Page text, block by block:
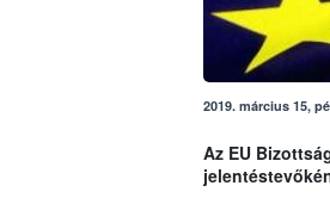
2019. március 15,
Az EU